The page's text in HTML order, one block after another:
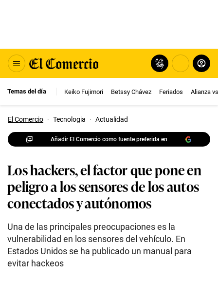
Temas del día Keiko Fujimori Betssy Chávez Feriados Alianza
El Comercio · Tecnologia · Actualidad
Añadir El Comercio como fuente preferida en
Los hackers, el factor que pone en
peligro a los sensores de los autos
conectados y autónomos
Una de las principales preocupaciones es la
vulnerabilidad en los sensores del vehículo. En
Estados Unidos se ha publicado un manual para
evitar hackeos